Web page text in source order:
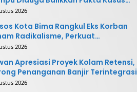
2026
Kota Bima Rangkul Eks Korban
Radikalisme, Perkuat
Sosial
2026
Apresiasi Proyek Kolam Retensi,
Penanganan Banjir Terintegrasi
2026